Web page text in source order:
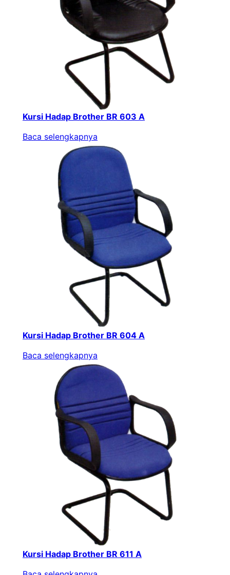
Kursi Hadap Brother BR 603 A
Baca selengkapnya
Kursi Hadap Brother BR 604 A
Baca selengkapnya
Kursi Hadap Brother BR 611 A